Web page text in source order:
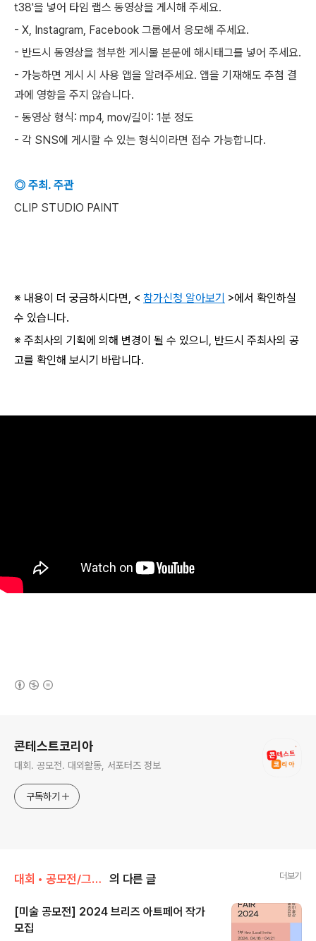
t38'을 넣어 타임 랩스 동영상을 게시해 주세요.
- X, Instagram, Facebook 그룹에서 응모해 주세요.
- 반드시 동영상을 첨부한 게시물 본문에 해시태그를 넣어 주세요.
- 가능하면 게시 시 사용 앱을 알려주세요. 앱을 기재해도 추첨 결
과에 영향을 주지 않습니다.
- 동영상 형식: mp4, mov/길이: 1분 정도
- 각 SNS에 게시할 수 있는 형식이라면 접수 가능합니다.
◎ 주최. 주관
CLIP STUDIO PAINT
※ 내용이 더 궁금하시다면, < 참가신청 알아보기 >에서 확인하실
수 있습니다.
※ 주최사의 기획에 의해 변경이 될 수 있으니, 반드시 주최사의 공
고를 확인해 보시기 바랍니다.
콘테스트코리아
대회. 공모전. 대외활동, 서포터즈 정보
구독하기
대회 • 공모전/그림 • 미술 • 디자인 • 웹툰. 의 다른 글 더보기
[미술 공모전] 2024 브리즈 아트페어 작가
모집